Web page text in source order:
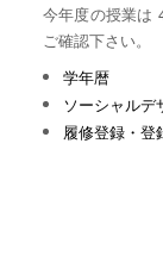
今年度の授業は
ご確認下さい。
学年暦
ソーシャル
履修登録・登